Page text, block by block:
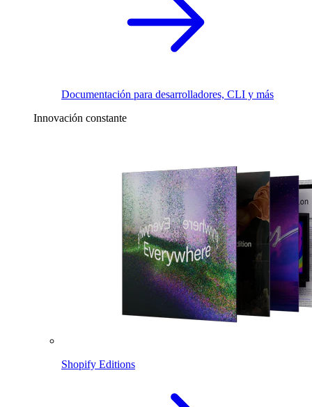
Documentación para desarrolladores, CLI y más
Innovación constante
Shopify Editions